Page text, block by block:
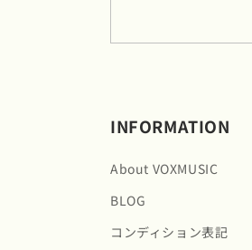
INFORMATION
About VOXMUSIC
BLOG
コンディション表記